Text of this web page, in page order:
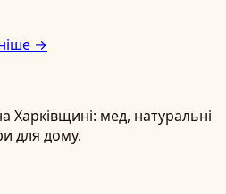
→
Харківщині: мед, натуральні
для дому.